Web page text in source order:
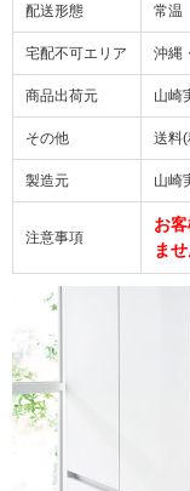
配送形態 常温
宅配不可エリア 沖縄
商品出荷元 山崎
その他 送料
製造元 山崎
注意事項
お
ま